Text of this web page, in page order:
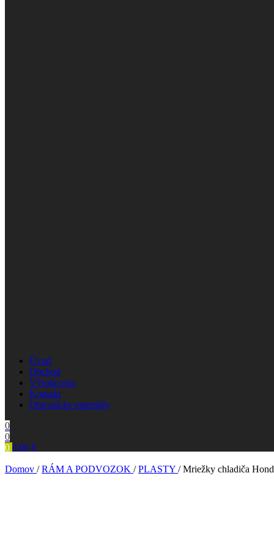
Úvod
Obchod
Výrobcovia
Kontakt
Obuvnícke materiály
0
0
0 0,00 €
Domov / RÁM A PODVOZOK / PLASTY / Mriežky chladiča